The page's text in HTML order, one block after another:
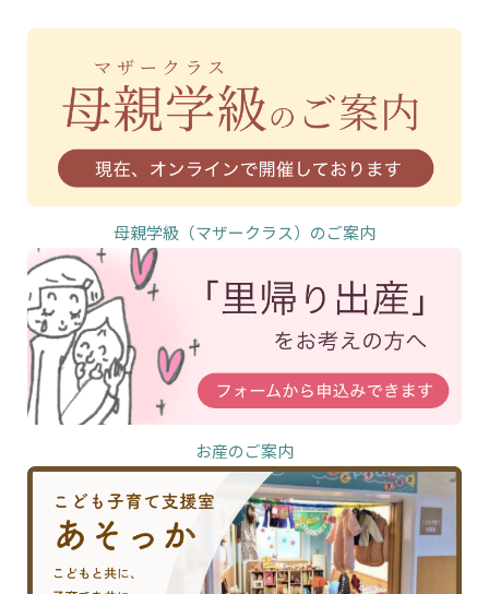
母親学級（マザークラス）のご案内
お産のご案内